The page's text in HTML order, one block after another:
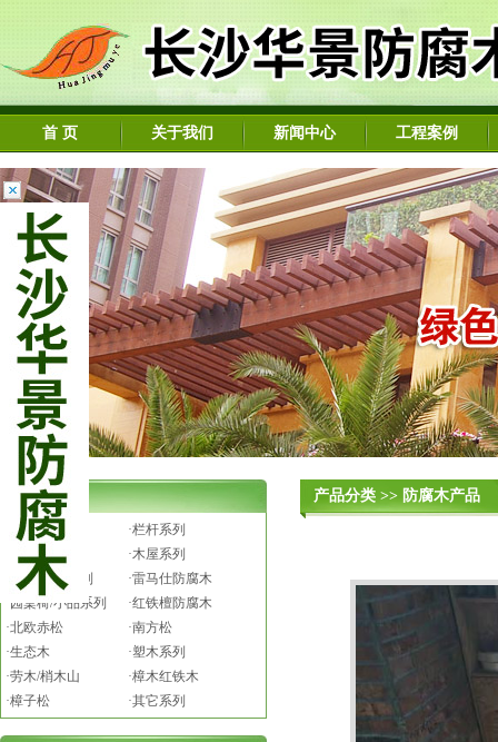
首 页 关于我们 新闻中心 工程案例
产品分类
·花架系列
·栏杆系列
·亭子系列
·木屋系列
·水车/秋千系列
·雷马仕防腐木
·园桌椅/小品系列
·红铁檀防腐木
·北欧赤松
·南方松
·生态木
·塑木系列
·劳木/梢木山
·樟木红铁木
·樟子松
·其它系列
产品分类 >> 防腐木产品